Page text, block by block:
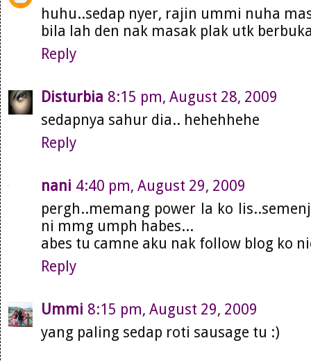
huhu..sedap nyer, rajin ummi nuha
bila lah den nak masak plak utk
Reply
Disturbia 8:15 pm, August 28, 2009
sedapnya sahur dia.. hehehhehe
Reply
nani 4:40 pm, August 29, 2009
pergh..memang power la ko
ni mmg umph habes...
abes tu camne aku nak follow blog ko
Reply
Ummi 8:15 pm, August 29, 2009
yang paling sedap roti sausage tu :)